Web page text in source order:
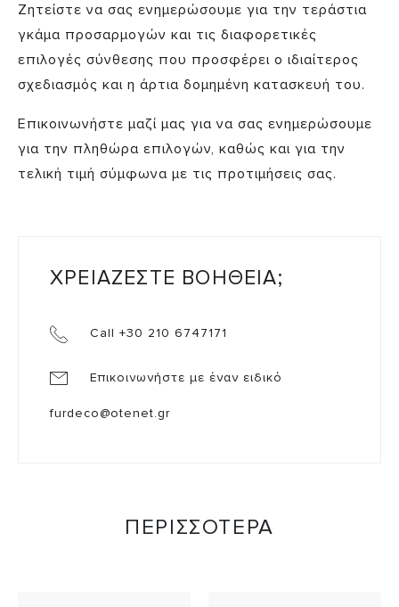
Ζητείστε να σας ενημερώσουμε για την τεράστια
γκάμα προσαρμογών και τις διαφορετικές
επιλογές σύνθεσης που προσφέρει ο ιδιαίτερος
σχεδιασμός και η άρτια δομημένη κατασκευή του.
Επικοινωνήστε μαζί μας για να σας ενημερώσουμε
για την πληθώρα επιλογών, καθώς και για την
τελική τιμή σύμφωνα με τις προτιμήσεις σας.
ΧΡΕΙΑΖΕΣΤΕ ΒΟΗΘΕΙΑ;
Call +30 210 6747171
Επικοινωνήστε με έναν ειδικό
furdeco@otenet.gr
ΠΕΡΙΣΣΟΤΕΡΑ